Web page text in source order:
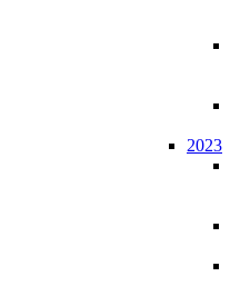
2023